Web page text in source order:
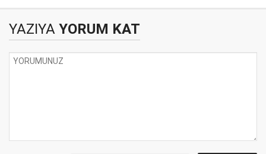
YAZIYA YORUM KAT